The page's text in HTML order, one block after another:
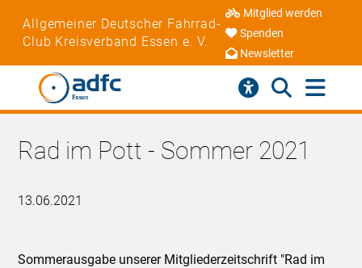
Allgemeiner Deutscher Fahrrad-
Club Kreisverband Essen e. V.
Mitglied werden
Spenden
Newsletter
Rad im Pott - Sommer 2021
13.06.2021
Sommerausgabe unserer Mitgliederzeitschrift "Rad im